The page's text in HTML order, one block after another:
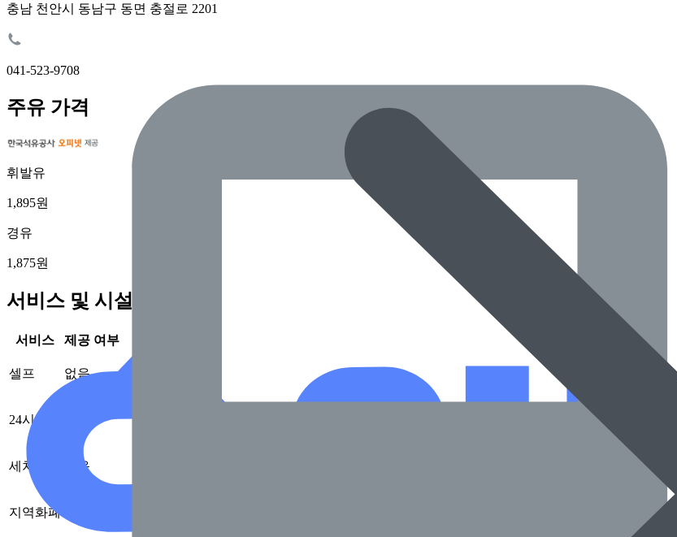
충남 천안시 동남구 동면 충절로 2201
041-523-9708
주유 가격
휘발유
1,895원
경유
1,875원
서비스 및 시설 정보
서비스 제공 여부
셀프 없음
24시
세차 없음
지역화폐